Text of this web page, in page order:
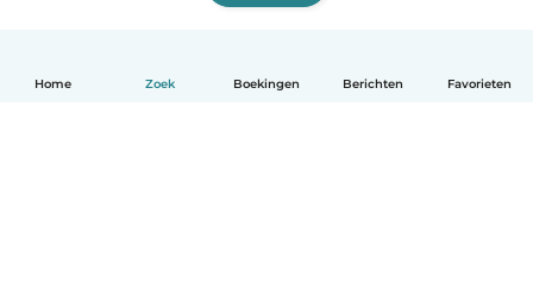
Home Zoek Boekingen Berichten Favorieten